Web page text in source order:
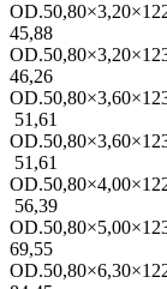
45,88
46,26
51,61
51,61
56,39
69,55